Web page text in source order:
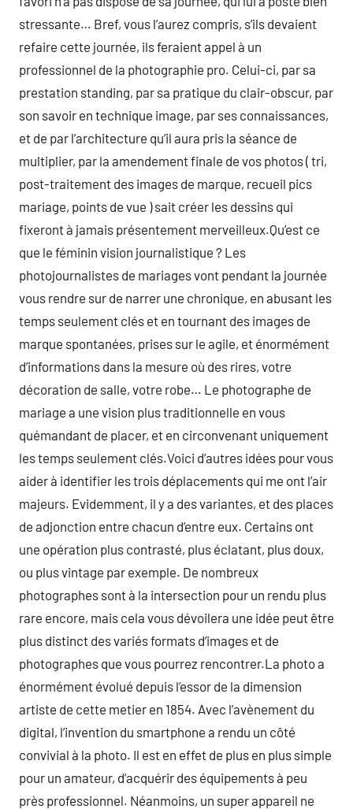
stressante… Bref, vous l’aurez compris, s’ils devaient
refaire cette journée, ils feraient appel à un
professionnel de la photographie pro. Celui-ci, par sa
prestation standing, par sa pratique du clair-obscur, par
son savoir en technique image, par ses connaissances,
et de par l’architecture qu’il aura pris la séance de
multiplier, par la amendement finale de vos photos ( tri,
post-traitement des images de marque, recueil pics
mariage, points de vue ) sait créer les dessins qui
fixeront à jamais présentement merveilleux.Qu’est ce
que le féminin vision journalistique ? Les
photojournalistes de mariages vont pendant la journée
vous rendre sur de narrer une chronique, en abusant les
temps seulement clés et en tournant des images de
marque spontanées, prises sur le agile, et énormément
d’informations dans la mesure où des rires, votre
décoration de salle, votre robe… Le photographe de
mariage a une vision plus traditionnelle en vous
quémandant de placer, et en circonvenant uniquement
les temps seulement clés.Voici d’autres idées pour vous
aider à identifier les trois déplacements qui me ont l’air
majeurs. Evidemment, il y a des variantes, et des places
de adjonction entre chacun d’entre eux. Certains ont
une opération plus contrasté, plus éclatant, plus doux,
ou plus vintage par exemple. De nombreux
photographes sont à la intersection pour un rendu plus
rare encore, mais cela vous dévoilera une idée peut être
plus distinct des variés formats d’images et de
photographes que vous pourrez rencontrer.La photo a
énormément évolué depuis l’essor de la dimension
artiste de cette metier en 1854. Avec l’avènement du
digital, l’invention du smartphone a rendu un côté
convivial à la photo. Il est en effet de plus en plus simple
pour un amateur, d’acquérir des équipements à peu
près professionnel. Néanmoins, un super appareil ne